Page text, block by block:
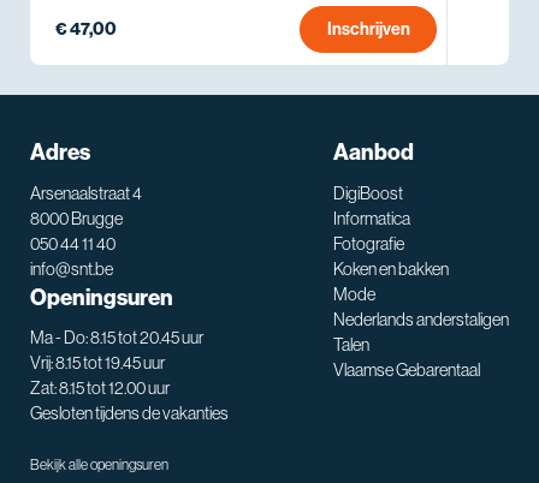
€ 47,00 Inschrijven
Adres
Arsenaalstraat 4
8000 Brugge
050 44 11 40
info@snt.be
Openingsuren
Ma - Do: 8.15 tot 20.45 uur
Vrij: 8.15 tot 19.45 uur
Zat: 8.15 tot 12.00 uur
Gesloten tijdens de vakanties
Bekijk alle openingsuren
Aanbod
DigiBoost
Informatica
Fotografie
Koken en bakken
Mode
Nederlands anderstaligen
Talen
Vlaamse Gebarentaal